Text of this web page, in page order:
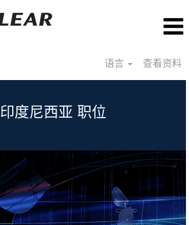
语言 查看资料
印度尼西亚 职位